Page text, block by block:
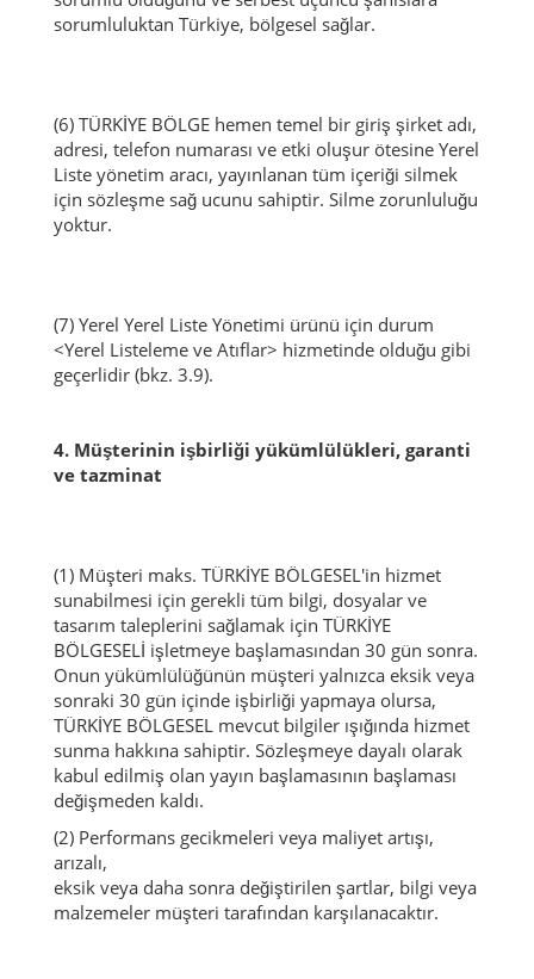
sorumluluktan Türkiye, bölgesel sağlar.
(6) TÜRKİYE BÖLGE hemen temel bir giriş şirket adı,
adresi, telefon numarası ve etki oluşur ötesine Yerel
Liste yönetim aracı, yayınlanan tüm içeriği silmek
için sözleşme sağ ucunu sahiptir. Silme zorunluluğu
yoktur.
(7) Yerel Yerel Liste Yönetimi ürünü için durum
<Yerel Listeleme ve Atıflar> hizmetinde olduğu gibi
geçerlidir (bkz. 3.9).
4. Müşterinin işbirliği yükümlülükleri, garanti
ve tazminat
(1) Müşteri maks. TÜRKİYE BÖLGESEL'in hizmet
sunabilmesi için gerekli tüm bilgi, dosyalar ve
tasarım taleplerini sağlamak için TÜRKİYE
BÖLGESELİ işletmeye başlamasından 30 gün sonra.
Onun yükümlülüğünün müşteri yalnızca eksik veya
sonraki 30 gün içinde işbirliği yapmaya olursa,
TÜRKİYE BÖLGESEL mevcut bilgiler ışığında hizmet
sunma hakkına sahiptir. Sözleşmeye dayalı olarak
kabul edilmiş olan yayın başlamasının başlaması
değişmeden kaldı.
(2) Performans gecikmeleri veya maliyet artışı,
arızalı,
eksik veya daha sonra değiştirilen şartlar, bilgi veya
malzemeler müşteri tarafından karşılanacaktır.